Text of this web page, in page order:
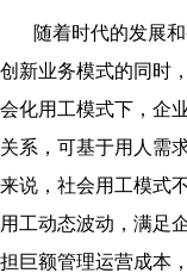
随着时代的发展
创新业务模式的同时
会化用工模式下，企
关系，可基于用人需
来说，社会用工模式
用工动态波动，满足
担巨额管理运营成本